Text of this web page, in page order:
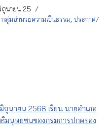
ถุนายน 25
กลุ่มอำนวยความเป็นธรรม ประกาศ/
นายน 2568 เรียน นายอำเภอ
ธิมนุษยชนของกรมการปกครอง